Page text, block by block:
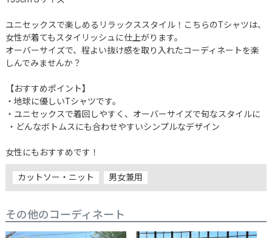
ユニセックスで楽しめるリラックススタイル！こちらのTシャツは、
女性が着てもスタイリッシュに仕上がります。
オーバーサイズで、程よい抜け感を取り入れたコーディネートを楽
しんでみませんか？
【おすすめポイント】
・地球に優しいTシャツです。
・ユニセックスで着回しやすく、オーバーサイズで旬なスタイルに
女性にもおすすめです！
カットソー・ニット 男女兼用
その他のコーディネート